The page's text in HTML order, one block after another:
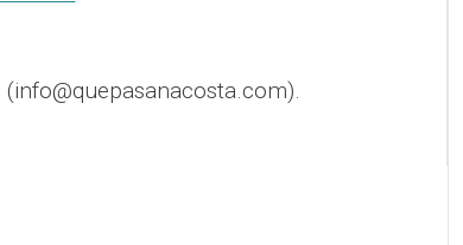
(info@quepasanacosta.com).